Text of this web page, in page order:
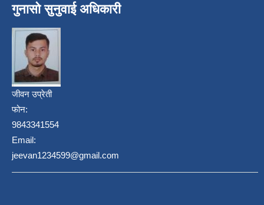
गुनासो सुनुवाई अधिकारी
जीवन उप्रेती
फोन:
9843341554
Email:
jeevan1234599@gmail.com